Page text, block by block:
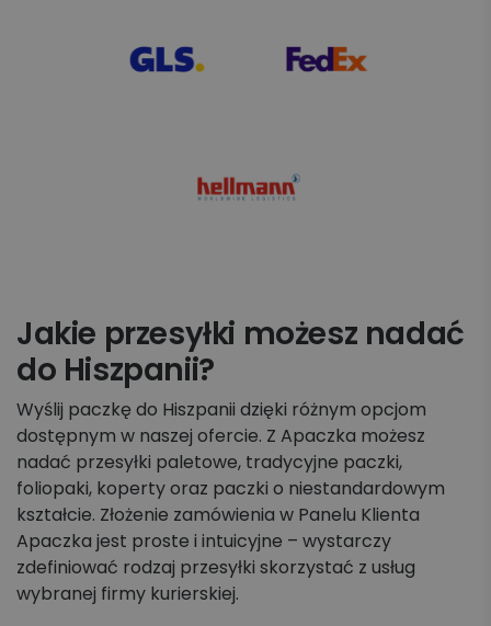
Jakie przesyłki możesz nadać
do Hiszpanii?
Wyślij paczkę do Hiszpanii dzięki różnym opcjom
dostępnym w naszej ofercie. Z Apaczka możesz
nadać przesyłki paletowe, tradycyjne paczki,
foliopaki, koperty oraz paczki o niestandardowym
kształcie. Złożenie zamówienia w Panelu Klienta
Apaczka jest proste i intuicyjne – wystarczy
zdefiniować rodzaj przesyłki skorzystać z usług
wybranej firmy kurierskiej.